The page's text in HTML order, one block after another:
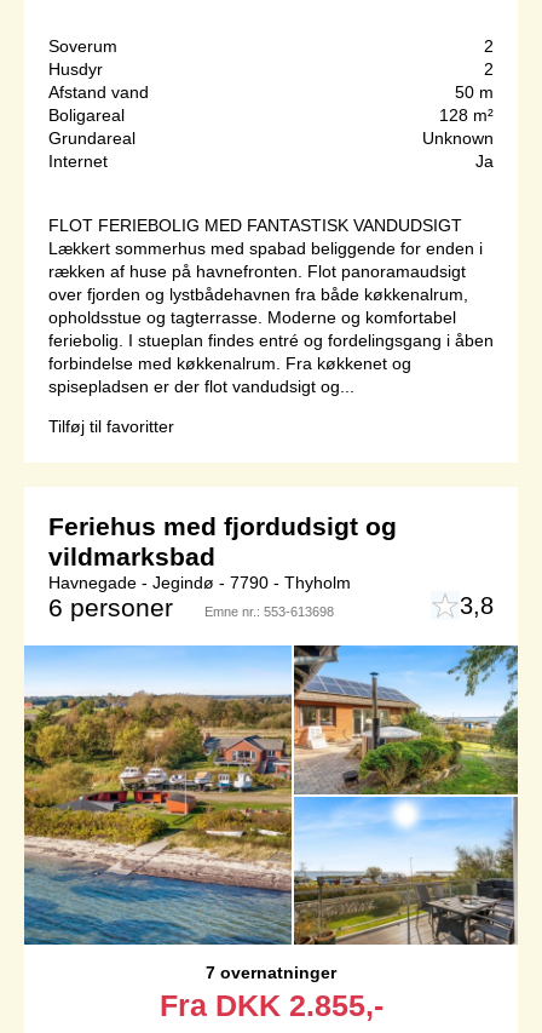
Soverum
2
Husdyr
2
Afstand vand
50 m
Boligareal
128 m²
Grundareal
Unknown
Internet
Ja
FLOT FERIEBOLIG MED FANTASTISK VANDUDSIGT
Lækkert sommerhus med spabad beliggende for enden i
rækken af huse på havnefronten. Flot panoramaudsigt
over fjorden og lystbådehavnen fra både køkkenalrum,
opholdsstue og tagterrasse. Moderne og komfortabel
feriebolig. I stueplan findes entré og fordelingsgang i åben
forbindelse med køkkenalrum. Fra køkkenet og
spisepladsen er der flot vandudsigt og...
Tilføj til favoritter
Feriehus med fjordudsigt og
vildmarksbad
Havnegade - Jegindø - 7790 - Thyholm
6 personer Emne nr.: 553-613698 3,8
7 overnatninger
Fra DKK 2.855,-